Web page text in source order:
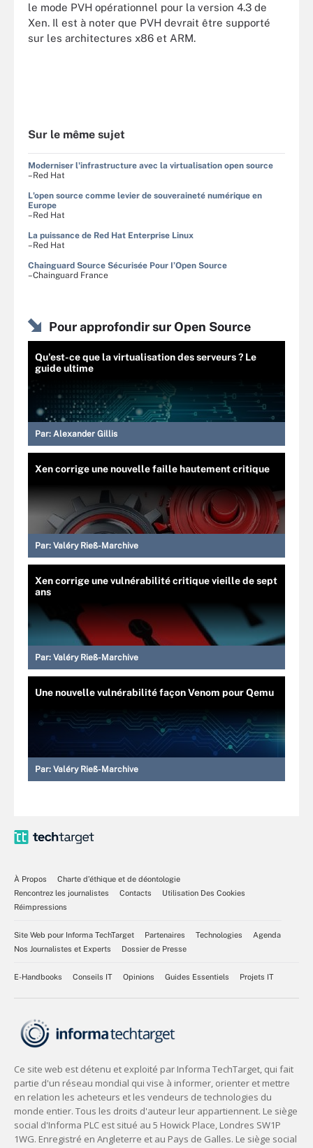
le mode PVH opérationnel pour la version 4.3 de
Xen. Il est à noter que PVH devrait être supporté
sur les architectures x86 et ARM.
Sur le même sujet
Moderniser l'infrastructure avec la virtualisation open source
–Red Hat
L'open source comme levier de souveraineté numérique en
Europe
–Red Hat
La puissance de Red Hat Enterprise Linux
–Red Hat
Chainguard Source Sécurisée Pour I’Open Source
–Chainguard France
Pour approfondir sur Open Source
Qu'est-ce que la virtualisation des serveurs ? Le
guide ultime
Par: Alexander Gillis
Xen corrige une nouvelle faille hautement critique
Par: Valéry Rieß-Marchive
Xen corrige une vulnérabilité critique vieille de sept
ans
Par: Valéry Rieß-Marchive
Une nouvelle vulnérabilité façon Venom pour Qemu
Par: Valéry Rieß-Marchive
À Propos
Charte d’éthique et de déontologie
Rencontrez les journalistes
Contacts
Utilisation Des Cookies
Réimpressions
Site Web pour Informa TechTarget Partenaires Technologies
Agenda
Nos Journalistes et Experts
Dossier de Presse
E-Handbooks Conseils IT Opinions Guides Essentiels Projets IT